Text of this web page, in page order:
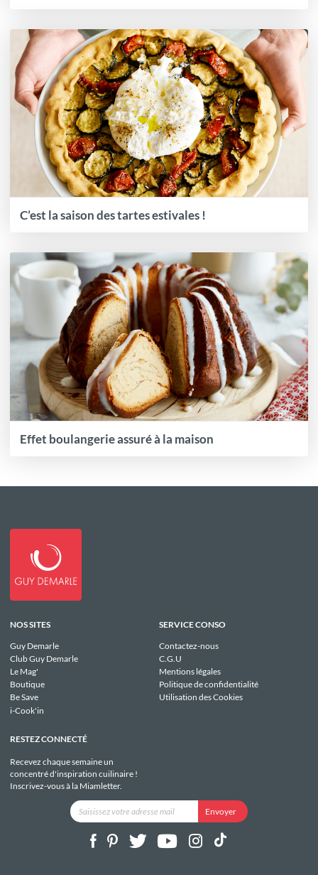
C’est la saison des tartes estivales !
Effet boulangerie assuré à la maison
NOS SITES
Guy Demarle
Club Guy Demarle
Le Mag'
Boutique
Be Save
i-Cook'in
SERVICE CONSO
Contactez-nous
C.G.U
Mentions légales
Politique de confidentialité
Utilisation des Cookies
RESTEZ CONNECTÉ
Recevez chaque semaine un
concentré d'inspiration cuilinaire !
Inscrivez-vous à la Miamletter.